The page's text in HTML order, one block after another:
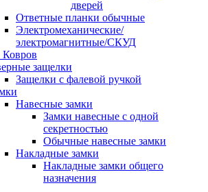
дверей
Ответные планки обычные
Электромеханические/
электромагнитные/СКУД
защелки
Защелки с фалевой ручкой
Навесные замки
Замки навесные с одной
секретностью
Обычные навесные замки
Накладные замки
Накладные замки общего
назначения